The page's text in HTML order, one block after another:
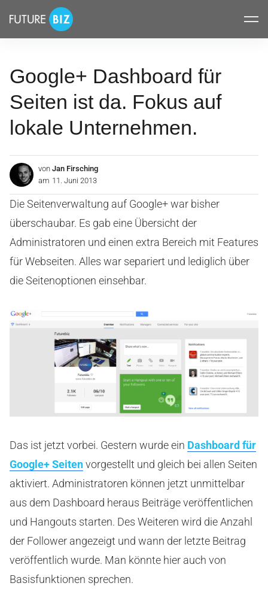
überspringen
FUTUREBIZ
Google+ Dashboard für
Seiten ist da. Fokus auf
lokale Unternehmen.
von Jan Firsching
am 11. Juni 2013
Die Seitenverwaltung auf Google+ war bisher
überschaubar. Es gab eine Übersicht der
Administratoren und einen extra Bereich mit Features
für Webseiten. Alles war separiert und lediglich über
die Seitenoptionen einsehbar.
Das ist jetzt vorbei. Gestern wurde ein Dashboard für
Google+ Seitenvorgestellt und gleich bei allen Seiten
aktiviert. Administratoren können jetzt unmittelbar
aus dem Dashboard heraus Beiträge veröffentlichen
und Hangouts starten. Des Weiteren wird die Anzahl
der Follower angezeigt und wann der letzte Beitrag
veröffentlich wurde. Man könnte hier auch von
Basisfunktionen sprechen.